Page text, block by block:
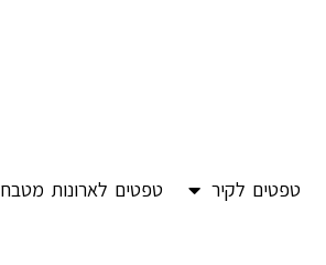
טפטים לקיר טפטים לארונות מטבח